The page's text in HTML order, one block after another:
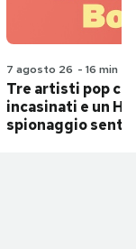
7 agosto 26 - 16 min
Tre artisti pop
incasinati e un
spionaggio